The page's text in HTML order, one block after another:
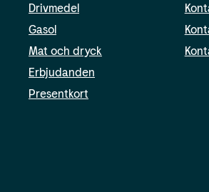
Drivmedel
Gasol
Mat och dryck
Erbjudanden
Presentkort